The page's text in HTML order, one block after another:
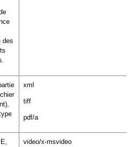
des
xml
tiff
pdf/a
video/x-msvideo